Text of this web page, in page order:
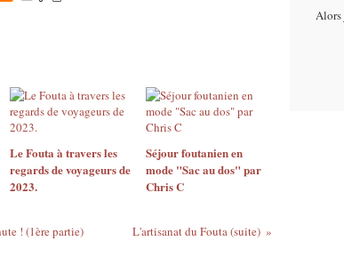
Le Fouta à travers les
regards de voyageurs de
2023.
Séjour foutanien en
mode "Sac au dos" par
Chris C
! (1ère partie) L'artisanat du Fouta (suite)
Alors